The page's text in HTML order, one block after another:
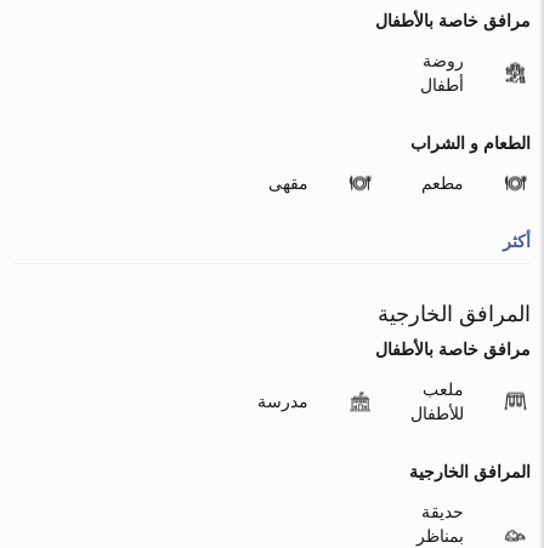
مرافق خاصة بالأطفال
روضة
أطفال
الطعام و الشراب
مطعم مقهى
أكثر
المرافق الخارجية
مرافق خاصة بالأطفال
ملعب
للأطفال
مدرسة
المرافق الخارجية
حديقة
بمناظر